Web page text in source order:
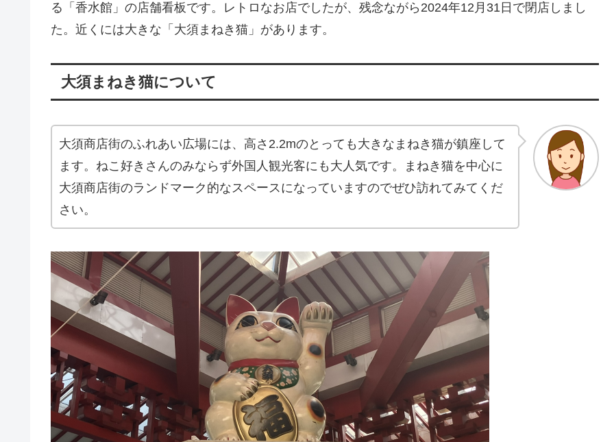
る「香水館」の店舗看板です。レトロなお店でしたが、残念ながら2024年12月31日で閉店しまし
た。近くには大きな「大須まねき猫」があります。
大須まねき猫について
大須商店街のふれあい広場には、高さ2.2mのとっても大きなまねき猫が鎮座して
ます。ねこ好きさんのみならず外国人観光客にも大人気です。まねき猫を中心に
大須商店街のランドマーク的なスペースになっていますのでぜひ訪れてみてくだ
さい。